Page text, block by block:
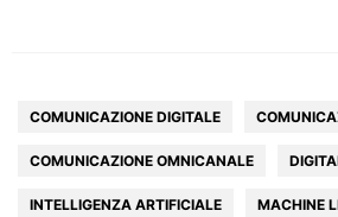
COMUNICAZIONE DIGITALE
COMUNICAZIONE OMNICANALE
INTELLIGENZA ARTIFICIALE MACHINE
HOME